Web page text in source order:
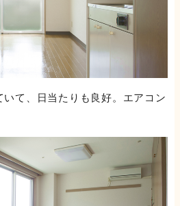
て、日当たりも良好。エアコン